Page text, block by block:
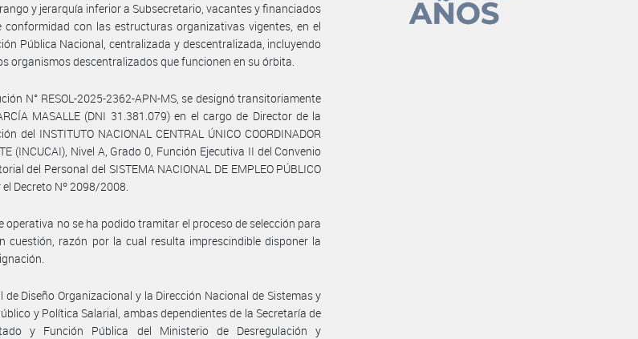
y jerarquía inferior a Subsecretario, vacantes y financiados
conformidad con las estructuras organizativas vigentes, en el
Pública Nacional, centralizada y descentralizada, incluyendo
organismos descentralizados que funcionen en su órbita.
N° RESOL-2025-2362-APN-MS, se designó transitoriamente
MASALLE (DNI 31.381.079) en el cargo de Director de la
del INSTITUTO NACIONAL CENTRAL ÚNICO COORDINADOR
(INCUCAI), Nivel A, Grado 0, Función Ejecutiva II del Convenio
del Personal del SISTEMA NACIONAL DE EMPLEO PÚBLICO
Decreto Nº 2098/2008.
operativa no se ha podido tramitar el proceso de selección para
cuestión, razón por la cual resulta imprescindible disponer la
de Diseño Organizacional y la Dirección Nacional de Sistemas y
y Política Salarial, ambas dependientes de la Secretaría de
y Función Pública del Ministerio de Desregulación y